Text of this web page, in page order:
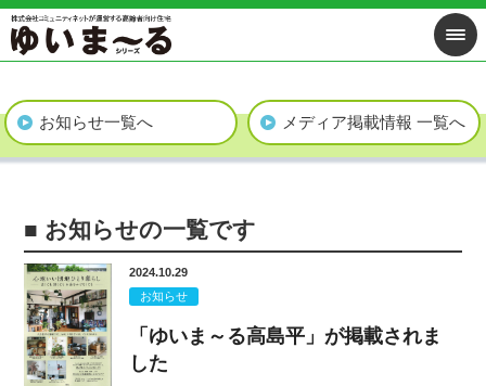
お知らせ一覧へ メディア掲載情報 一覧へ
■ お知らせの一覧です
2024.10.29
お知らせ
「ゆいま～る高島平」が掲載されま
した